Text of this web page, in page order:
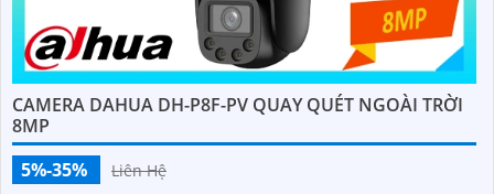
CAMERA DAHUA DH-P8F-PV QUAY QUÉT NGOÀI TRỜI
8MP
5%-35%
Liên Hệ